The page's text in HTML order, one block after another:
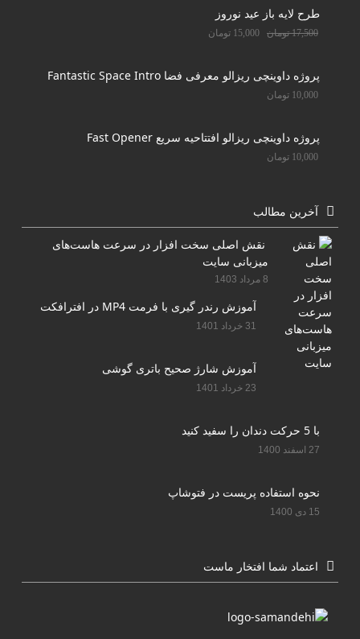
طرح لایه باز عید نوروز
17,500 تومان 15,000 تومان
پروژه داوینچی ریزالو معرفی فضا Fantastic Space Intro
10,000 تومان
پروژه داوینچی ریزالو افتتاحیه سریع Fast Opener
10,000 تومان
آخرین مطالب
نقش اصلی سخت افزار در سرعت هاست‌های
میزبانی سایت
8 مرداد 1403
آموزش رندر گیری با فرمت MP4 در افترافکت
31 خرداد 1401
آموزش شارژ صحیح باتری گوشی
23 خرداد 1401
با 5 حرکت دندان را سفید کنید
27 اسفند 1400
نحوه استفاده پریست در فتوشاپ
15 دی 1400
اعتماد شما افتخار ماست